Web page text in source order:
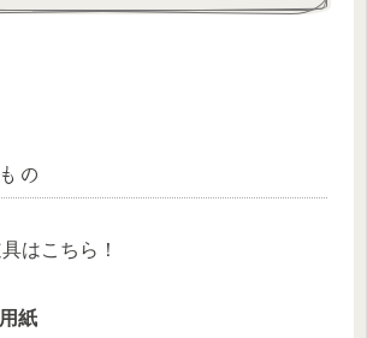
の
はこちら！
紙